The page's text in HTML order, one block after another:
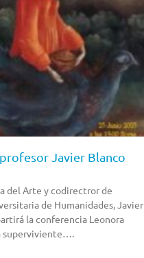
Javier Blanco
del Arte y codirectror de
de Humanidades, Javier
la conferencia Leonora
superviviente….